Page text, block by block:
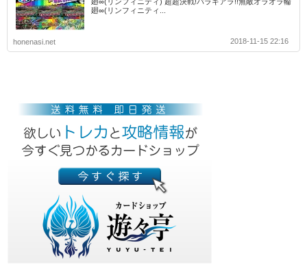
廻∞(リンフィニティ...
honenasi.net 2018-11-15 22:16